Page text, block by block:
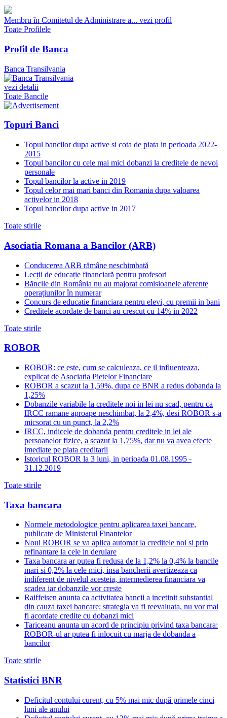
Membru în Comitetul de Administrare a... vezi profil
Toate Profilele
Profil de Banca
Banca Transilvania
vezi detalii
Toate Bancile
Topuri Banci
Topul bancilor dupa active si cota de piata in perioada 2022-
2015
Topul bancilor cu cele mai mici dobanzi la creditele de nevoi
personale
Topul bancilor la active in 2019
Topul celor mai mari banci din Romania dupa valoarea
activelor in 2018
Topul bancilor dupa active in 2017
Toate stirile
Asociatia Romana a Bancilor (ARB)
Conducerea ARB rămâne neschimbată
Lecții de educație financiară pentru profesori
Băncile din România nu au majorat comisioanele aferente
operațiunilor în numerar
Concurs de educatie financiara pentru elevi, cu premii in bani
Creditele acordate de banci au crescut cu 14% in 2022
Toate stirile
ROBOR
ROBOR: ce este, cum se calculeaza, ce il influenteaza,
explicat de Asociatia Pietelor Financiare
ROBOR a scazut la 1,59%, dupa ce BNR a redus dobanda la
1,25%
Dobanzile variabile la creditele noi in lei nu scad, pentru ca
IRCC ramane aproape neschimbat, la 2,4%, desi ROBOR s-a
micsorat cu un punct, la 2,2%
IRCC, indicele de dobanda pentru creditele in lei ale
persoanelor fizice, a scazut la 1,75%, dar nu va avea efecte
imediate pe piata creditarii
Istoricul ROBOR la 3 luni, in perioada 01.08.1995 -
31.12.2019
Toate stirile
Taxa bancara
Normele metodologice pentru aplicarea taxei bancare,
publicate de Ministerul Finantelor
Noul ROBOR se va aplica automat la creditele noi si prin
refinantare la cele in derulare
Taxa bancara ar putea fi redusa de la 1,2% la 0,4% la bancile
mari si 0,2% la cele mici, insa bancherii avertizeaza ca
indiferent de nivelul acesteia, intermedierea financiara va
scadea iar dobanzile vor creste
Raiffeisen anunta ca activitatea bancii a incetinit substantial
din cauza taxei bancare; strategia va fi reevaluata, nu vor mai
fi acordate credite cu dobanzi mici
Tariceanu anunta un acord de principiu privind taxa bancara:
ROBOR-ul ar putea fi inlocuit cu marja de dobanda a
bancilor
Toate stirile
Statistici BNR
Deficitul contului curent, cu 5% mai mic după primele cinci
luni ale anului